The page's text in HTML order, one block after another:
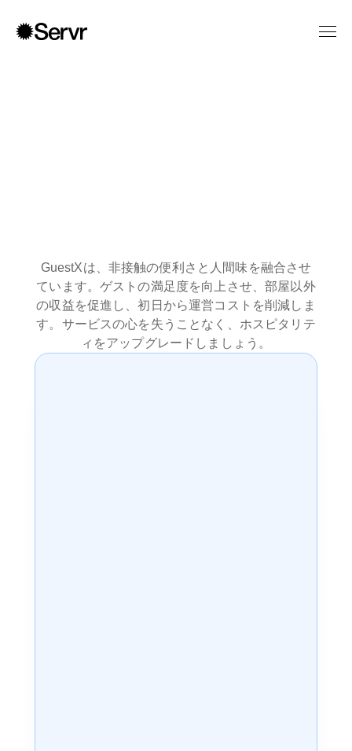
う。
GuestXは、非接触の便利さと人間味を融合させ
ています。ゲストの満足度を向上させ、部屋以外
の収益を促進し、初日から運営コストを削減しま
す。サービスの心を失うことなく、ホスピタリテ
ィをアップグレードしましょう。